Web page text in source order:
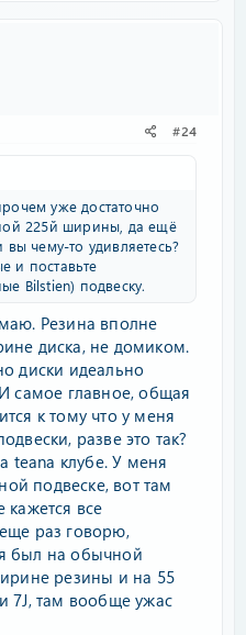
#24
уже достаточно
225й ширины, да ещё
чему-то удивляетесь?
и поставьте
Bilstien) подвеску.
Резина вполне
диска, не домиком.
диски идеально
самое главное, общая
к тому что у меня
разве это так?
teana клубе. У меня
подвеске, вот там
все
раз говорю,
был на обычной
резины и на 55
7J, там вообще ужас